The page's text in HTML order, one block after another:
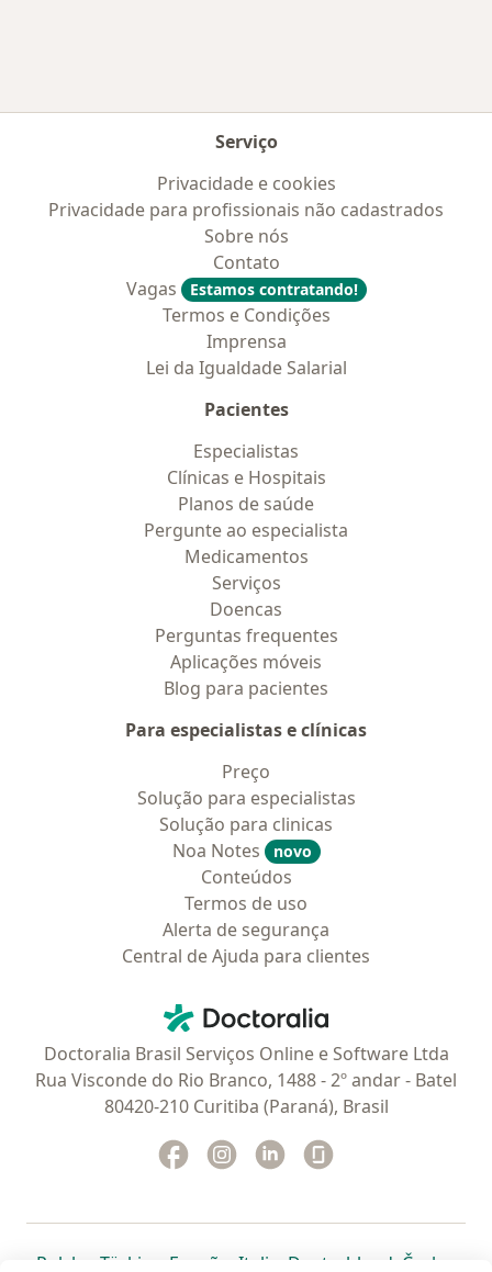
Serviço
Privacidade e cookies
Privacidade para profissionais não cadastrados
Sobre nós
Contato
Vagas
Estamos contratando!
Termos e Condições
Imprensa
Lei da Igualdade Salarial
Pacientes
Especialistas
Clínicas e Hospitais
Planos de saúde
Pergunte ao especialista
Medicamentos
Serviços
Doencas
Perguntas frequentes
Aplicações móveis
Blog para pacientes
Para especialistas e clínicas
Preço
Solução para especialistas
Solução para clinicas
Noa Notes
novo
Conteúdos
Termos de uso
Alerta de segurança
Central de Ajuda para clientes
Doctoralia - Homepage
Doctoralia Brasil Serviços Online e Software Ltda
Rua Visconde do Rio Branco, 1488 - 2º andar - Batel
80420-210 Curitiba (Paraná), Brasil
Facebook
abre num novo separador
Instagram
abre num novo separador
Linkedin
abre num novo
Polska abre num novo separador
Türkiye abre num novo separador
España abre num novo separador
Italia abre num novo
Deutschlandabre num
Česko